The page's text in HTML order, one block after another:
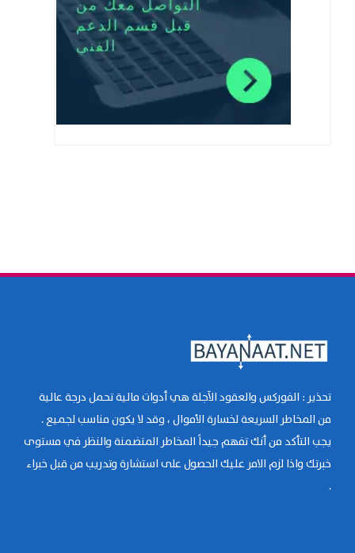
تحذير : الفوركس والعقود الآجلة هي أدوات مالية تحمل درجة عالية
من المخاطر السريعة لخسارة الأموال ، وقد لا يكون مناسب لجميع .
يجب التأكد من أنك تفهم جيداً المخاطر المتضمنة والنظر في مستوى
خبرتك واذا لزم الامر عليك الحصول على استشارة وتدريب من قبل خبراء
.